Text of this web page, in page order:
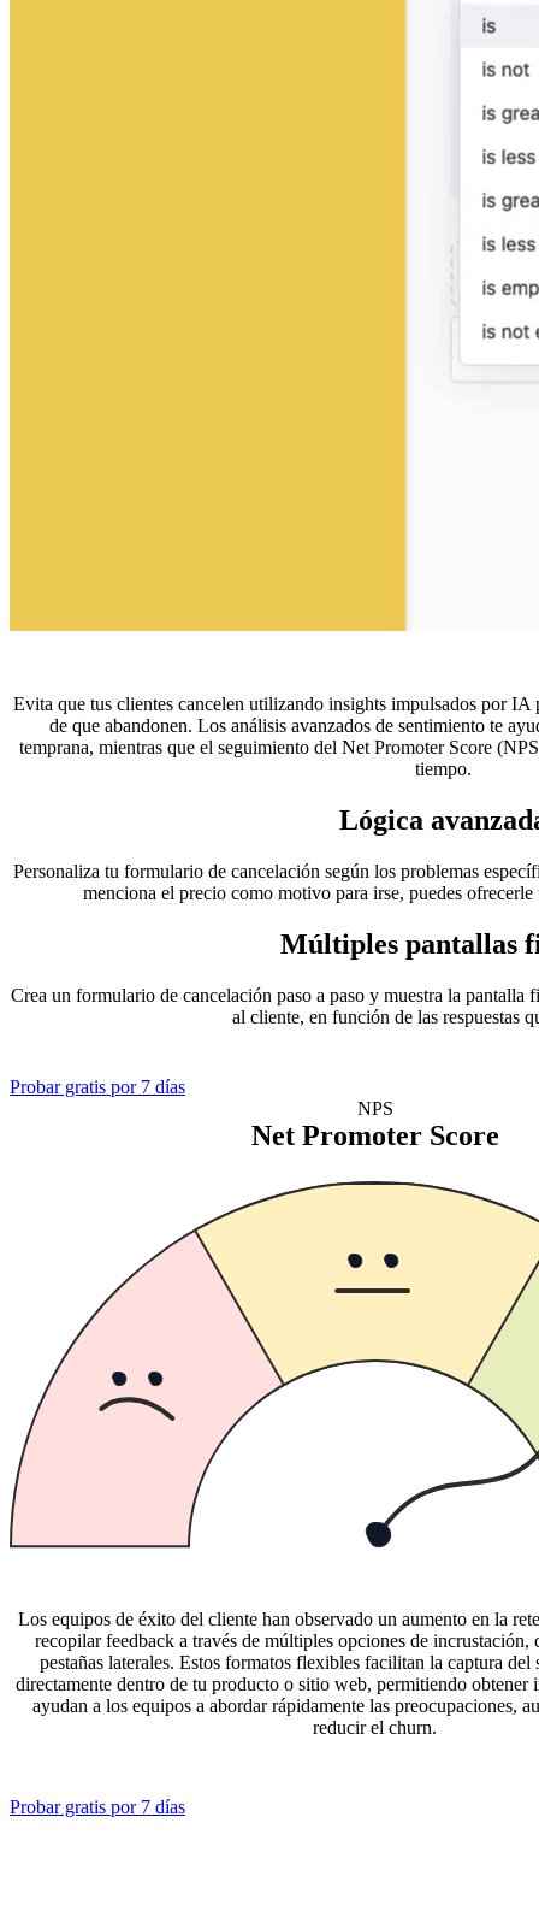
Evita que tus clientes cancelen utilizando insights impulsados por IA
de que abandonen. Los análisis avanzados de sentimiento te
temprana, mientras que el seguimiento del Net Promoter Score
tiempo.
Lógica
Personaliza tu formulario de cancelación según los problemas
menciona el precio como motivo para irse, puedes
Múltiples pantallas
Crea un formulario de cancelación paso a paso y muestra la pantalla
al cliente, en función de las respuestas
Probar gratis por 7 días
NPS
Net Promoter Score
Los equipos de éxito del cliente han observado un aumento en la
recopilar feedback a través de múltiples opciones de incrustación,
pestañas laterales. Estos formatos flexibles facilitan la captura
directamente dentro de tu producto o sitio web, permitiendo obtener
ayudan a los equipos a abordar rápidamente las preocupaciones,
reducir el churn.
Probar gratis por 7 días